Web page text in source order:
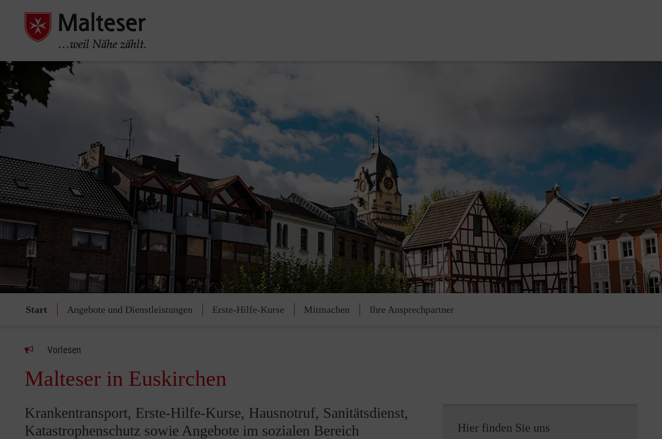
Start Angebote und Dienstleistungen Erste-Hilfe-Kurse Mitmachen Ihre Ansprechpartner
Vorlesen
Malteser in Euskirchen
Krankentransport, Erste-Hilfe-Kurse, Hausnotruf, Sanitätsdienst,
Katastrophenschutz sowie Angebote im sozialen Bereich
Hier finden Sie uns